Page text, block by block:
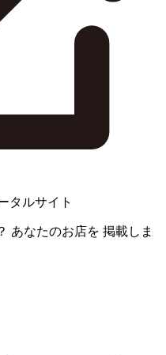
タルサイト
あなたのお店を 掲載しま